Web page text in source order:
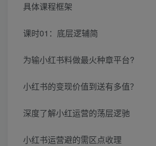
具体课程框架
课时01：底层逻辅简
为输小红书料做最火种章平台?
小红书的变现价值到送有多值？
深度了解小红运营的荡层逻驰
小红书运营避的需区点收理